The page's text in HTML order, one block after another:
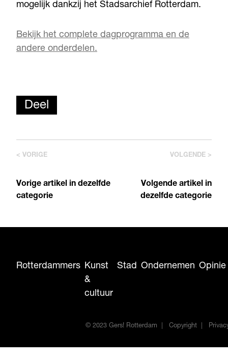
mogelijk dankzij het Stadsarchief Rotterdam.
Bekijk het complete dagprogramma en de
andere onderdelen.
Deel
< VORIGE
Vorige artikel in dezelfde
categorie
VOLGENDE >
Volgende artikel in
dezelfde categorie
Rotterdammers Kunst
&
cultuur
Stad Ondernemen Opinie
© 2023 Gers! Rotterdam Copyright